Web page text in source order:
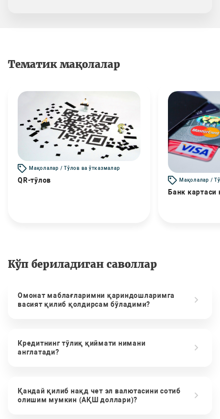
Тематик мақолалар
Мақолалар / Тўлов ва ўтказмалар
QR-тўлов Мақолалар /
Банк картаси
Кўп бериладиган саволлар
Омонат маблағларимни қариндошларимга
васият қилиб қолдирсам бўладими?
Кредитнинг тўлиқ қиймати нимани
англатади?
Қандай қилиб нақд чет эл валютасини сотиб
олишим мумкин (АҚШ доллари)?